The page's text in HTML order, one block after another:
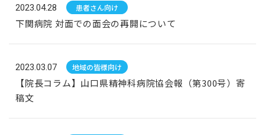
2023.04.28 患者さん向け
下関病院 対面での面会の再開について
2023.03.07 地域の皆様向け
【院長コラム】山口県精神科病院協会報（第300号）寄
稿文